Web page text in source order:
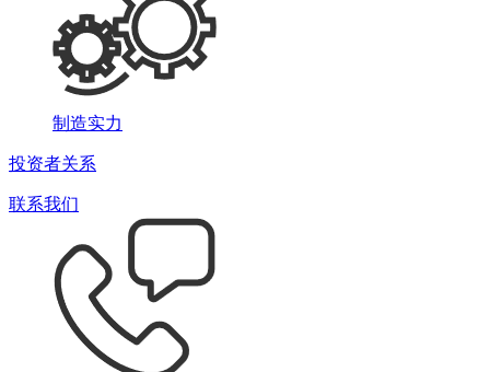
制造实力
投资者关系
联系我们